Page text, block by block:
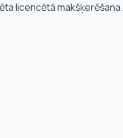
licencētā makšķerēšana.